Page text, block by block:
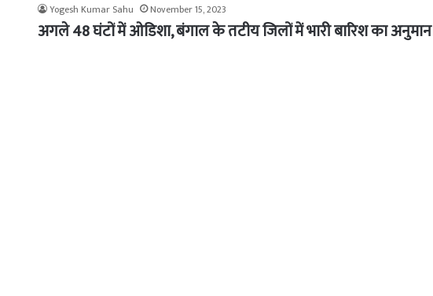
Yogesh Kumar Sahu November 15, 2023
अगले 48 घंटों में ओडिशा, बंगाल के तटीय जिलों में भारी बारिश का अनुमान